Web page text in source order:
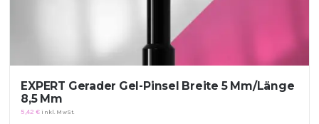
EXPERT Gerader Gel-Pinsel Breite 5 Mm/Länge
8,5 Mm
5,42€ inkl. MwSt.